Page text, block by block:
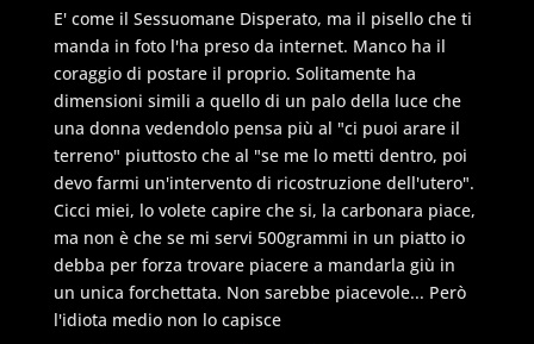
E' come il Sessuomane Disperato, ma il pisello che ti
manda in foto l'ha preso da internet. Manco ha il
coraggio di postare il proprio. Solitamente ha
dimensioni simili a quello di un palo della luce che
una donna vedendolo pensa più al "ci puoi arare il
terreno" piuttosto che al "se me lo metti dentro, poi
devo farmi un'intervento di ricostruzione dell'utero".
Cicci miei, lo volete capire che si, la carbonara piace,
ma non è che se mi servi 500grammi in un piatto io
debba per forza trovare piacere a mandarla giù in
un unica forchettata. Non sarebbe piacevole... Però
l'idiota medio non lo capisce